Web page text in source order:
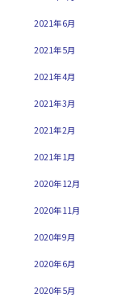
2021年6月
2021年5月
2021年4月
2021年3月
2021年2月
2021年1月
2020年12月
2020年11月
2020年9月
2020年6月
2020年5月